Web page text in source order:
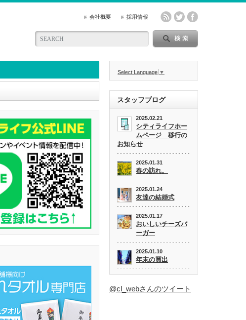
会社概要 採用情報
Select Language ▼
スタッフブログ
2025.02.21
シティライフホー
ムページ 移行の
お知らせ
2025.01.31
春の訪れ。
2025.01.24
友達の結婚式
2025.01.17
おいしいチーズバ
ーガー
2025.01.10
年末の買出
@cl_webさんのツイート